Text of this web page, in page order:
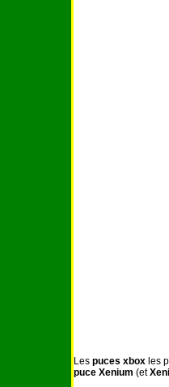
Les puces xbox les
puce Xenium (et